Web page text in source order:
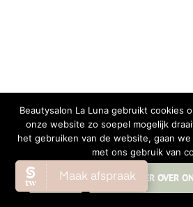
Beautysalon La Luna gebruikt cookies
onze website zo soepel mogelijk
het gebruiken van de website, gaan
met ons gebruik van
OK LEES MEER OVER